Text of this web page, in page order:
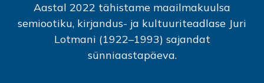
Aastal 2022 tähistame maailmakuulsa
semiootiku, kirjandus- ja kultuuriteadlase Juri
Lotmani (1922–1993) sajandat
sünniaastapäeva.